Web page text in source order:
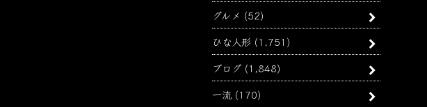
グルメ (52)
ひな人形 (1,751)
ブログ(1,848)
一流(170)